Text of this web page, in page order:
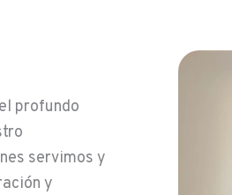
profundo
servimos y
y